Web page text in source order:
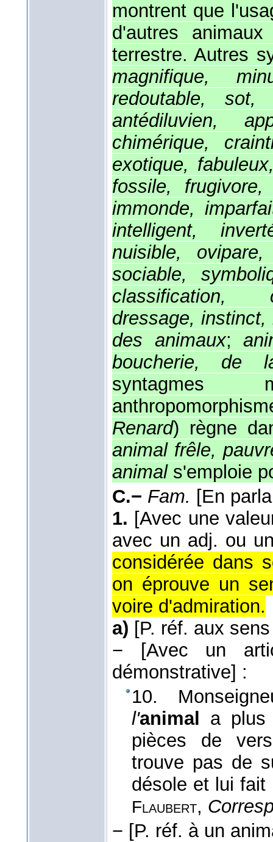
montrent que
d'autres
terrestre. Autres
magnifique,
redoutable, sot,
antédiluvien,
chimérique,
exotique,
fossile, frugivore,
immonde,
intelligent,
nuisible,
sociable,
classification,
dressage,
des animaux;
boucherie, de
syntagmes
Renard) règne
animal frêle,
animals'emploie
C.− Fam. [En
1. [Avec une
avec un adj. ou
considérée dans
on éprouve un
voire d'admiration.
a) [P. réf. aux
− [Avec un
démonstrative] :
10.
l'animal a plus
pièces de
trouve pas de
désole et lui fait
Flaubert,
− [P. réf. à un